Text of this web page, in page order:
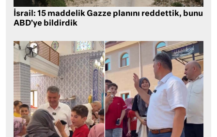
İsrail: 15 maddelik Gazze planını reddettik, bunu
ABD’ye bildirdik